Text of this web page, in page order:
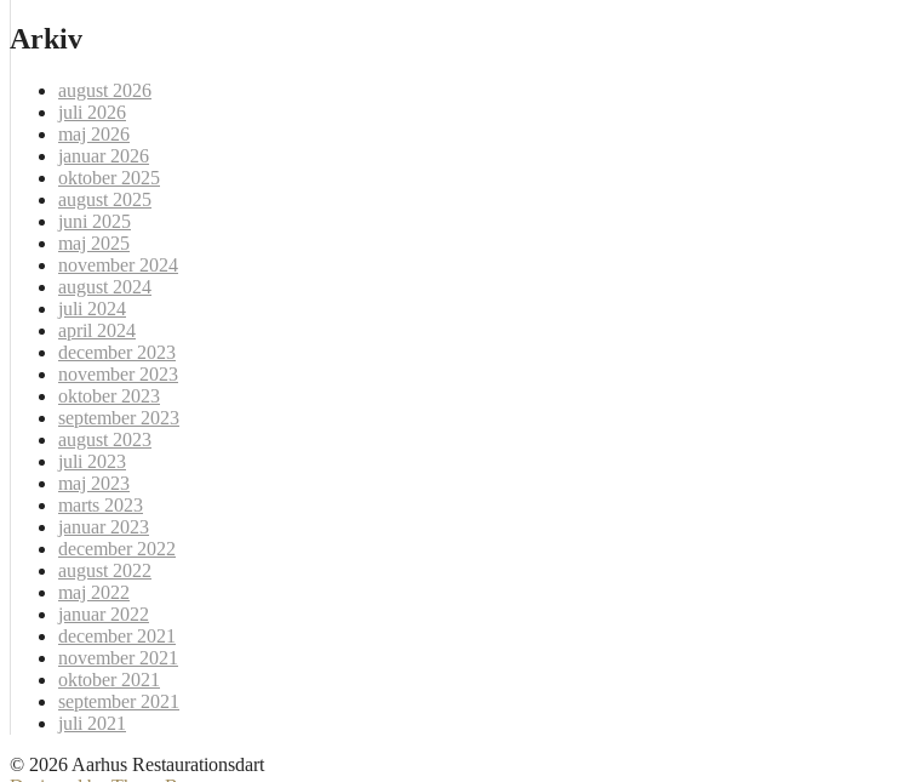
Arkiv
august 2026
juli 2026
maj 2026
januar 2026
oktober 2025
august 2025
juni 2025
maj 2025
november 2024
august 2024
juli 2024
april 2024
december 2023
november 2023
oktober 2023
september 2023
august 2023
juli 2023
maj 2023
marts 2023
januar 2023
december 2022
august 2022
maj 2022
januar 2022
december 2021
november 2021
oktober 2021
september 2021
juli 2021
© 2026 Aarhus Restaurationsdart